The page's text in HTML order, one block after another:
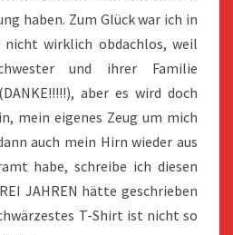
haben. Zum Glück war ich in
wirklich obdachlos, weil
und ihrer Familie
aber es wird doch
mein eigenes Zeug um mich
auch mein Hirn wieder aus
habe, schreibe ich diesen
JAHREN hätte geschrieben
T-Shirt ist nicht so